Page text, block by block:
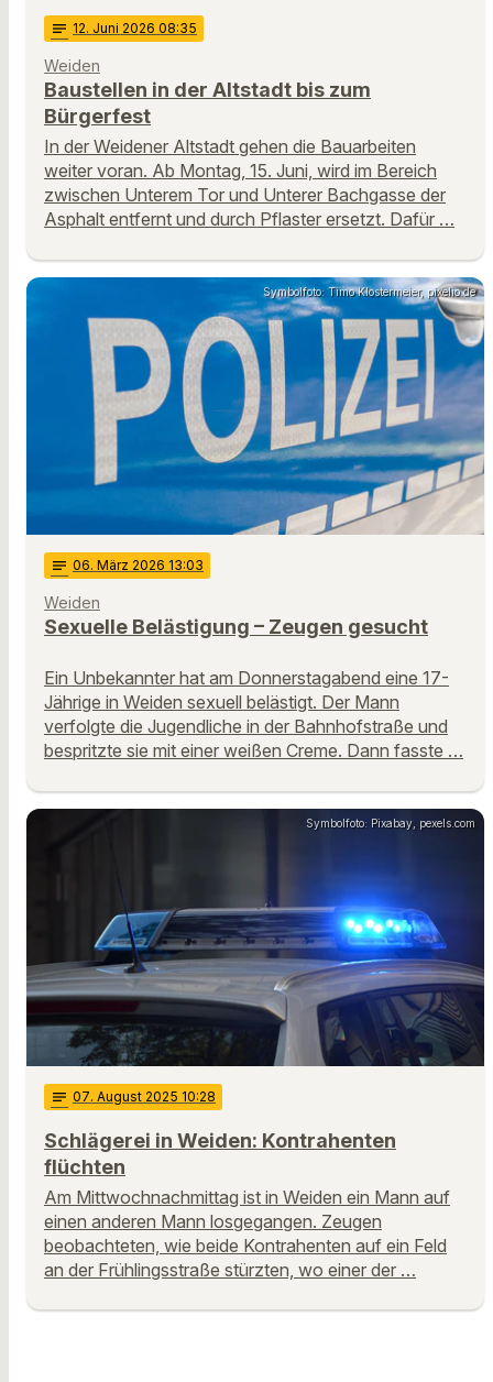
notes 12. Juni 2026 08:35
Weiden
Baustellen in der Altstadt bis zum
Bürgerfest
In der Weidener Altstadt gehen die Bauarbeiten
weiter voran. Ab Montag, 15. Juni, wird im Bereich
zwischen Unterem Tor und Unterer Bachgasse der
Asphalt entfernt und durch Pflaster ersetzt. Dafür …
Symbolfoto: Timo Klostermeier, pixelio.de
notes 06. März 2026 13:03
Weiden
Sexuelle Belästigung – Zeugen gesucht
Ein Unbekannter hat am Donnerstagabend eine 17-
Jährige in Weiden sexuell belästigt. Der Mann
verfolgte die Jugendliche in der Bahnhofstraße und
bespritzte sie mit einer weißen Creme. Dann fasste …
Symbolfoto: Pixabay, pexels.com
notes 07. August 2025 10:28
Schlägerei in Weiden: Kontrahenten
flüchten
Am Mittwochnachmittag ist in Weiden ein Mann auf
einen anderen Mann losgegangen. Zeugen
beobachteten, wie beide Kontrahenten auf ein Feld
an der Frühlingsstraße stürzten, wo einer der …